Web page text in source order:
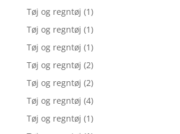
Tøj og regntøj (1)
Tøj og regntøj (1)
Tøj og regntøj (1)
Tøj og regntøj (2)
Tøj og regntøj (2)
Tøj og regntøj (4)
Tøj og regntøj (1)